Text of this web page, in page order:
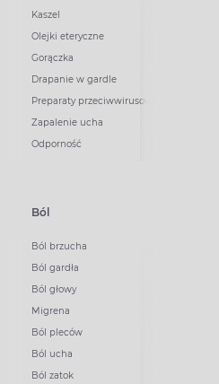
Kaszel
Olejki eteryczne
Gorączka
Drapanie w gardle
Preparaty przeciwwirusowe
Zapalenie ucha
Odporność
Ból
Ból brzucha
Ból gardła
Ból głowy
Migrena
Ból pleców
Ból ucha
Ból zatok